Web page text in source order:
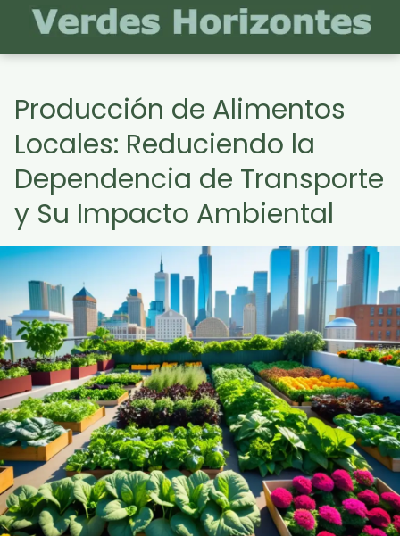
Producción de Alimentos
Locales: Reduciendo la
Dependencia de Transporte
y Su Impacto Ambiental